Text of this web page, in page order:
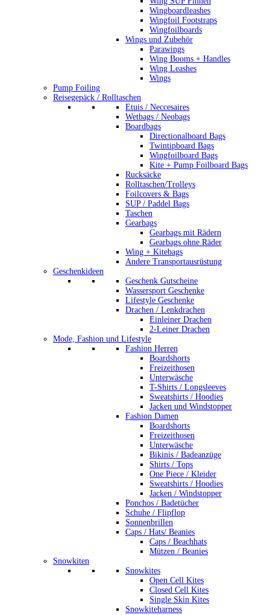
Wingboardleashes
Wingfoil Footstraps
Wingfoilboards
Wings und Zubehör
Parawings
Wing Booms + Handles
Wing Leashes
Wings
Pump Foiling
Reisegepäck / Rolltaschen
Etuis / Neccesaires
Wetbags / Neobags
Boardbags
Directionalboard Bags
Twintipboard Bags
Wingfoilboard Bags
Kite + Pump Foilboard Bags
Rucksäcke
Rolltaschen/Trolleys
Foilcovers & Bags
SUP / Paddel Bags
Taschen
Gearbags
Gearbags mit Rädern
Gearbags ohne Räder
Wing + Kitebags
Andere Transportausrüstung
Geschenkideen
Geschenk Gutscheine
Wassersport Geschenke
Lifestyle Geschenke
Drachen / Lenkdrachen
Einleiner Drachen
2-Leiner Drachen
Mode, Fashion und Lifestyle
Fashion Herren
Boardshorts
Freizeithosen
Unterwäsche
T-Shirts / Longsleeves
Sweatshirts / Hoodies
Jacken und Windstopper
Fashion Damen
Boardshorts
Freizeithosen
Unterwäsche
Bikinis / Badeanzüge
Shirts / Tops
One Piece / Kleider
Sweatshirts / Hoodies
Jacken / Windstopper
Ponchos / Badetücher
Schuhe / Flipflop
Sonnenbrillen
Caps / Hats/ Beanies
Caps / Beachhats
Mützen / Beanies
Snowkiten
Snowkites
Open Cell Kites
Closed Cell Kites
Single Skin Kites
Snowkiteharness